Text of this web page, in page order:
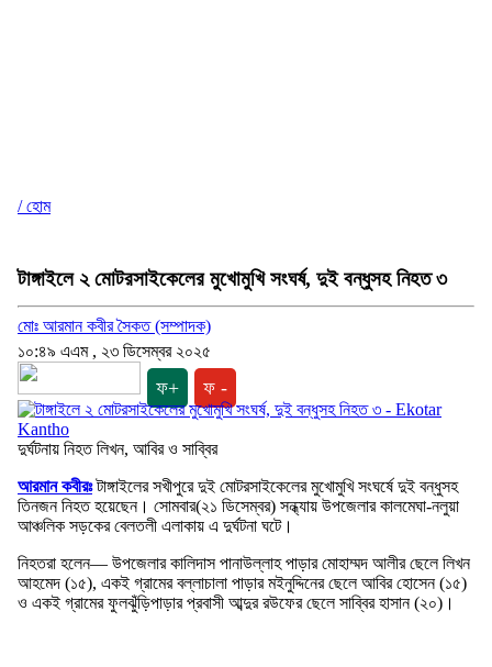
/ হোম
টাঙ্গাইলে ২ মোটরসাইকেলের মুখোমুখি সংঘর্ষ, দুই বন্ধুসহ নিহত ৩
মোঃ আরমান কবীর সৈকত (সম্পাদক)
১০:৪৯ এএম , ২৩ ডিসেম্বর ২০২৫
ফ+ ফ -
দুর্ঘটনায় নিহত লিখন, আবির ও সাব্বির
আরমান কবীরঃটাঙ্গাইলের সখীপুরে দুই মোটরসাইকেলের মুখোমুখি সংঘর্ষে দুই বন্ধুসহ
তিনজন নিহত হয়েছেন। সোমবার(২১ ডিসেম্বর) সন্ধ্যায় উপজেলার কালমেঘা-নলুয়া
আঞ্চলিক সড়কের বেলতলী এলাকায় এ দুর্ঘটনা ঘটে।
নিহতরা হলেন— উপজেলার কালিদাস পানাউল্লাহ পাড়ার মোহাম্মদ আলীর ছেলে লিখন
আহমেদ (১৫), একই গ্রামের বল্লাচালা পাড়ার মইনুদ্দিনের ছেলে আবির হোসেন (১৫)
ও একই গ্রামের ফুলঝুঁড়িপাড়ার প্রবাসী আব্দুর রউফের ছেলে সাব্বির হাসান (২০)।